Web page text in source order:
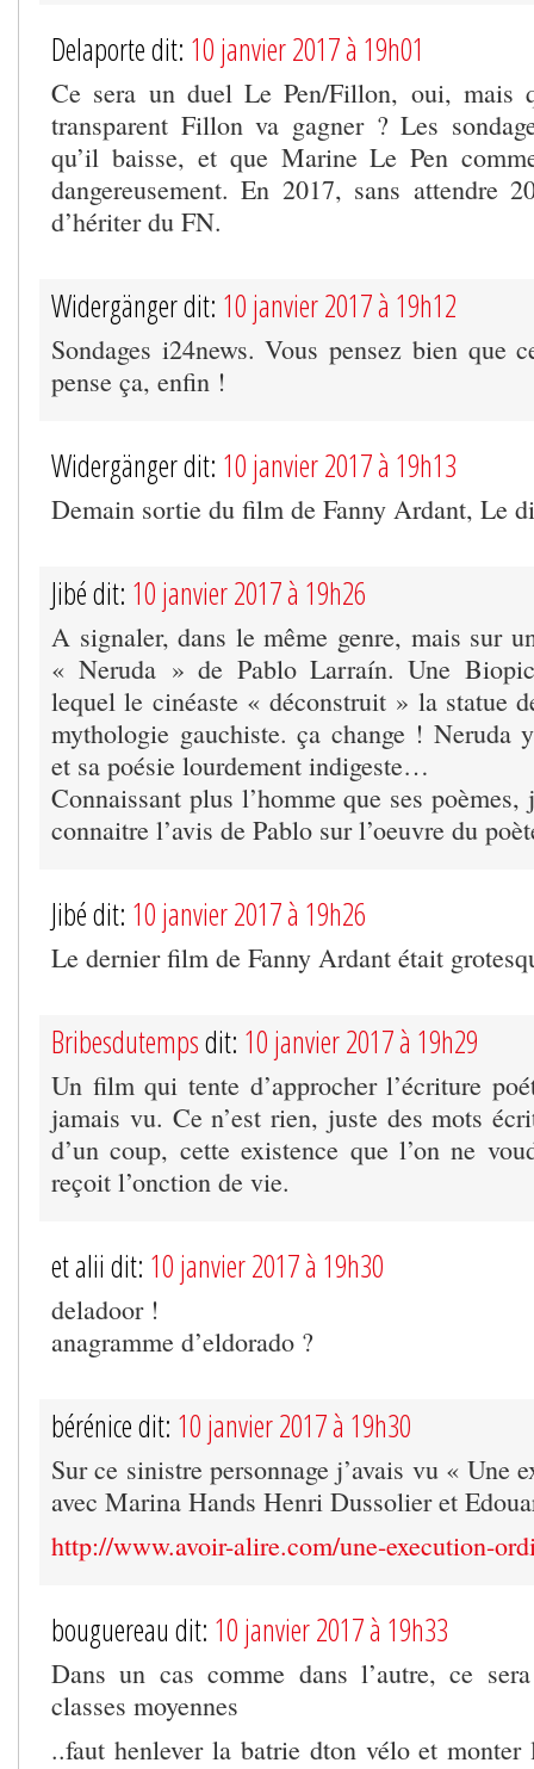
Delaporte dit: 10 janvier 2017 à 19h01
Ce sera un duel Le Pen/Fillon, oui, mais
transparent Fillon va gagner ? Les
qu’il baisse, et que Marine Le Pen
dangereusement. En 2017, sans attendre
d’hériter du FN.
Widergänger dit: 10 janvier 2017 à 19h12
Sondages i24news. Vous pensez bien que
pense ça, enfin !
Widergänger dit: 10 janvier 2017 à 19h13
Demain sortie du film de Fanny Ardant, Le
Jibé dit: 10 janvier 2017 à 19h26
A signaler, dans le même genre, mais sur
« Neruda » de Pablo Larraín. Une
lequel le cinéaste « déconstruit » la statue
mythologie gauchiste. ça change ! Neruda
et sa poésie lourdement indigeste…
Connaissant plus l’homme que ses poèmes,
connaitre l’avis de Pablo sur l’oeuvre du
Jibé dit: 10 janvier 2017 à 19h26
Le dernier film de Fanny Ardant était
Bribesdutempsdit: 10 janvier 2017 à 19h29
Un film qui tente d’approcher l’écriture
jamais vu. Ce n’est rien, juste des mots
d’un coup, cette existence que l’on ne
reçoit l’onction de vie.
et alii dit: 10 janvier 2017 à 19h30
deladoor !
anagramme d’eldorado ?
bérénice dit: 10 janvier 2017 à 19h30
Sur ce sinistre personnage j’avais vu « Une
avec Marina Hands Henri Dussolier et
http://www.avoir-alire.com/une-execution-
bouguereau dit: 10 janvier 2017 à 19h33
Dans un cas comme dans l’autre, ce
classes moyennes
..faut henlever la batrie dton vélo et monter